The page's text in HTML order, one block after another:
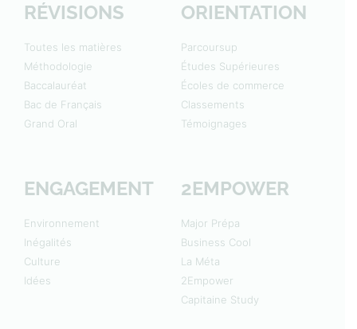
RÉVISIONS
Toutes les matières
Méthodologie
Baccalauréat
Bac de Français
Grand Oral
ORIENTATION
Parcoursup
Études Supérieures
Écoles de commerce
Classements
Témoignages
ENGAGEMENT
Environnement
Inégalités
Culture
Idées
2EMPOWER
Major Prépa
Business Cool
La Méta
2Empower
Capitaine Study